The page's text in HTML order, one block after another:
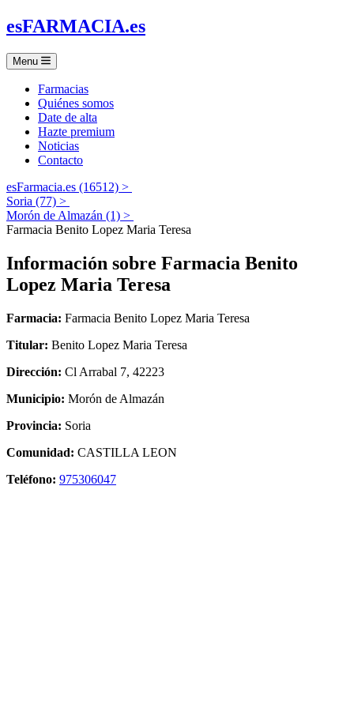
esFARMACIA.es
Menu
Farmacias
Quiénes somos
Date de alta
Hazte premium
Noticias
Contacto
esFarmacia.es (16512) >
Soria (77) >
Morón de Almazán (1) >
Farmacia Benito Lopez Maria Teresa
Información sobre Farmacia Benito
Lopez Maria Teresa
Farmacia: Farmacia Benito Lopez Maria Teresa
Titular: Benito Lopez Maria Teresa
Dirección: Cl Arrabal 7, 42223
Municipio: Morón de Almazán
Provincia: Soria
Comunidad: CASTILLA LEON
Teléfono: 975306047